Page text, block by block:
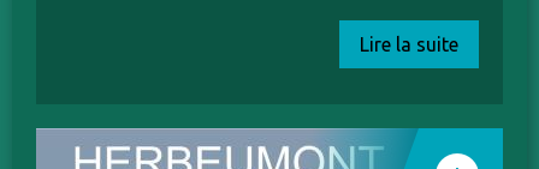
Lire la suite